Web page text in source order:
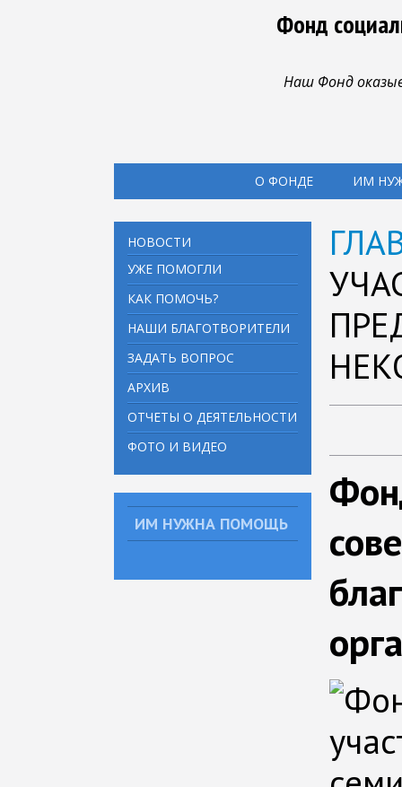
Фонд
Наш Фонд
О ФОНДЕ ИМ
НОВОСТИ
УЖЕ ПОМОГЛИ
КАК ПОМОЧЬ?
НАШИ БЛАГОТВОРИТЕЛИ
ЗАДАТЬ ВОПРОС
АРХИВ
ОТЧЕТЫ О ДЕЯТЕЛЬНОСТИ
ФОТО И ВИДЕО
ИМ НУЖНА ПОМОЩЬ